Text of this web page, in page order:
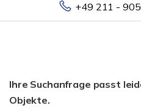
+49 211 -
Ihre Suchanfrage passt
Objekte.